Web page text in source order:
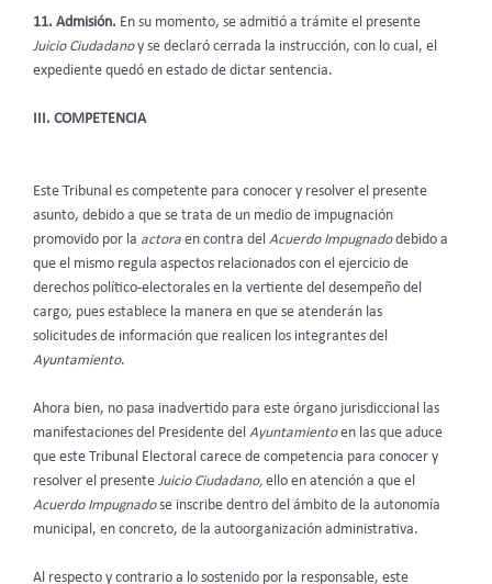
11. Admisión. En su momento, se admitió a trámite el presente
Juicio Ciudadanoy se declaró cerrada la instrucción, con lo cual, el
expediente quedó en estado de dictar sentencia.
III. COMPETENCIA
Este Tribunal es competente para conocer y resolver el presente
asunto, debido a que se trata de un medio de impugnación
promovido por la actora en contra del Acuerdo Impugnadodebido a
que el mismo regula aspectos relacionados con el ejercicio de
derechos político-electorales en la vertiente del desempeño del
cargo, pues establece la manera en que se atenderán las
solicitudes de información que realicen los integrantes del
Ayuntamiento.
Ahora bien, no pasa inadvertido para este órgano jurisdiccional las
manifestaciones del Presidente del Ayuntamientoen las que aduce
que este Tribunal Electoral carece de competencia para conocer y
resolver el presente Juicio Ciudadano, ello en atención a que el
Acuerdo Impugnadose inscribe dentro del ámbito de la autonomía
municipal, en concreto, de la autoorganización administrativa.
Al respecto y contrario a lo sostenido por la responsable, este